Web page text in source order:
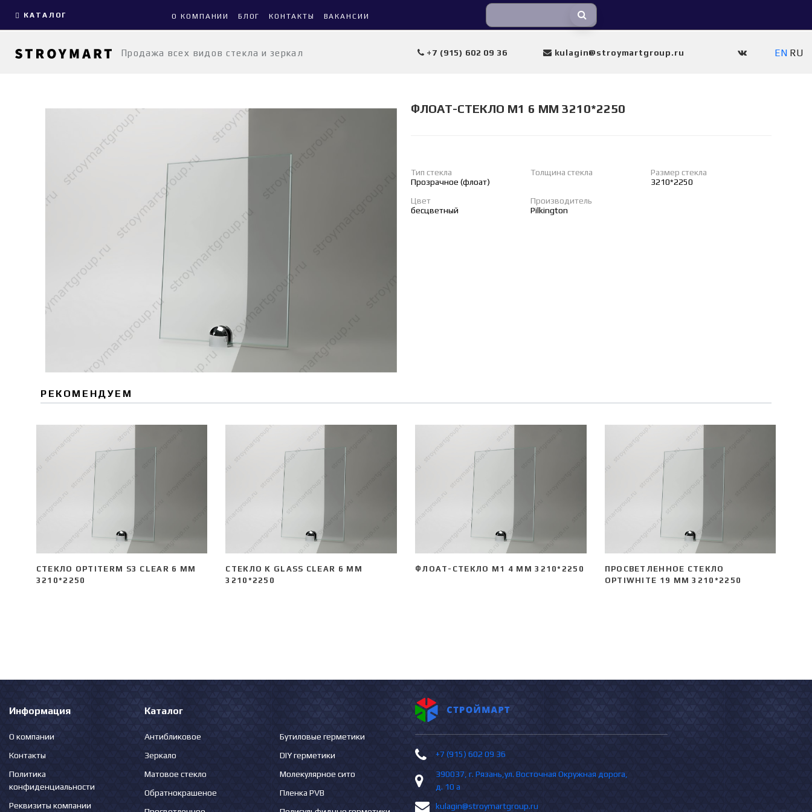
КАТАЛОГ О КОМПАНИИ БЛОГ КОНТАКТЫ ВАКАНСИИ
Продажа всех видов стекла и зеркал +7 (915) 602 09 36 kulagin@stroymartgroup.ru EN RU
ФЛОАТ-СТЕКЛО М1 6 ММ 3210*2250
Тип стекла
Прозрачное (флоат)
Толщина стекла
Размер стекла
3210*2250
Цвет
бесцветный
Производитель
Pilkington
РЕКОМЕНДУЕМ
СТЕКЛО OPTITERM S3 CLEAR 6 ММ
3210*2250
СТЕКЛО K GLASS CLEAR 6 ММ
3210*2250
ФЛОАТ-СТЕКЛО М1 4 ММ 3210*2250
ПРОСВЕТЛЕННОЕ СТЕКЛО
OPTIWHITE 19 ММ 3210*2250
Информация
О компании
Контакты
Политика
конфиденциальности
Реквизиты компании
Каталог
Антибликовое
Зеркало
Матовое стекло
Обратнокрашеное
Бутиловые герметики
DIY герметики
Молекулярное сито
Пленка PVB
+7 (915) 602 09 36
390037, г. Рязань,ул. Восточная Окружная дорога,
д. 10 а
kulagin@stroymartgroup.ru